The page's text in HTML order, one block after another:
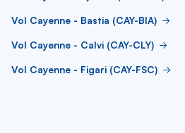
Vol Cayenne - Bastia (CAY-BIA)
Vol Cayenne - Calvi (CAY-CLY)
Vol Cayenne - Figari (CAY-FSC)